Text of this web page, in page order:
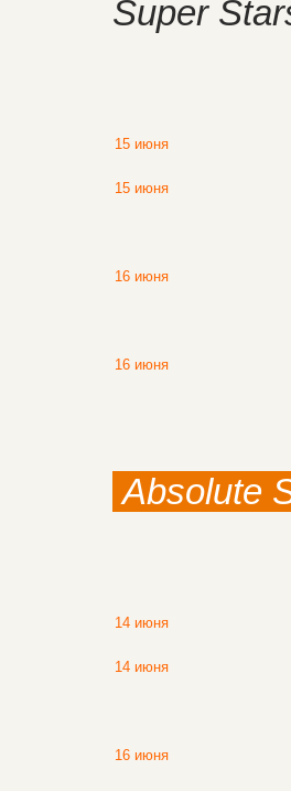
Super
15 июня
15 июня
16 июня
16 июня
Absolute
14 июня
14 июня
16 июня